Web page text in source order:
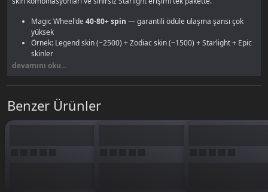
Magic Wheel'de40-80+ spin — garantili ödüle ulaşma şansı çok
yüksek
Örnek: Legend skin (~2500) + Zodiac skin (~1500) + Starlight + Epic
skinler
İçerik üreticileri ve yayıncılar için sürekli yeni skin gösterebilme
Turnuva hazırlığı yapan oyuncular için geniş hero ve skin havuzu
Küçük ve orta paketlere göre birim fiyatta
Mağazada bütçe sınırı olmadan alışveriş yapmanın rahatlığını yaşamak
devamını oku...
Benzer Ürünler